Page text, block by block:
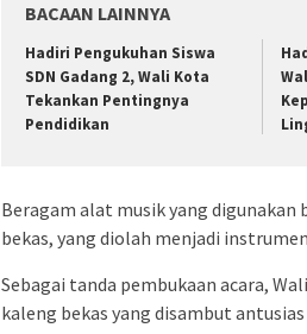
BACAAN LAINNYA
Hadiri Pengukuhan Siswa
SDN Gadang 2, Wali Kota
Tekankan Pentingnya
Pendidikan
Beragam alat musik yang
bekas, yang diolah menjadi
Sebagai tanda pembukaan acara,
kaleng bekas yang disambut